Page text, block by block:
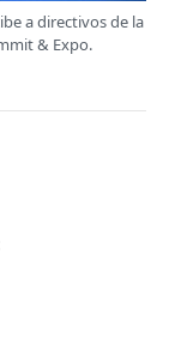
a directivos de la
& Expo.